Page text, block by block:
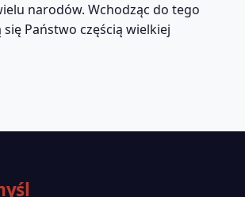
narodów. Wchodząc do tego
się Państwo częścią wielkiej